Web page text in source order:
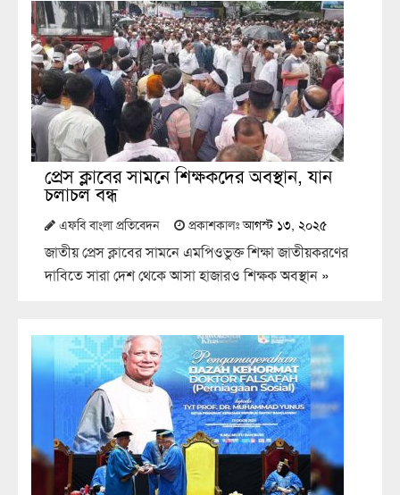
প্রেস ক্লাবের সামনে শিক্ষকদের অবস্থান, যান
চলাচল বন্ধ
এফবি বাংলা প্রতিবেদন প্রকাশকালঃআগস্ট ১৩, ২০২৫
জাতীয় প্রেস ক্লাবের সামনে এমপিওভুক্ত শিক্ষা জাতীয়করণের
দাবিতে সারা দেশ থেকে আসা হাজারও শিক্ষক অবস্থান »